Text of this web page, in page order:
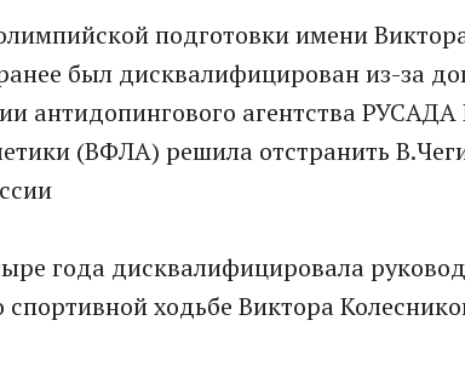
подготовки имени
был дисквалифицирован из-за
антидопингового агентства РУСАДА
(ВФЛА) решила отстранить
года дисквалифицировала
ходьбе Виктора